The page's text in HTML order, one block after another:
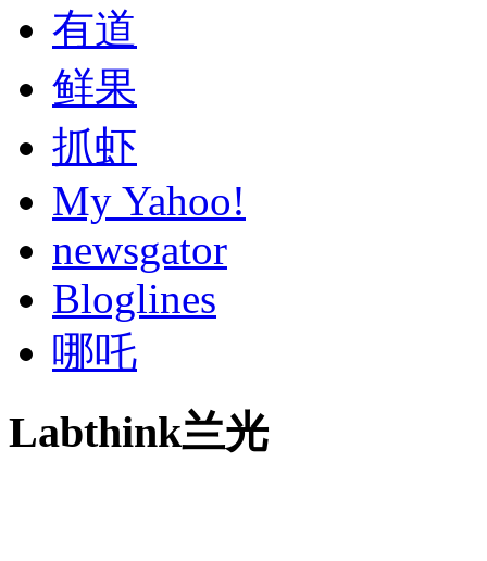
有道
鲜果
抓虾
My Yahoo!
newsgator
Bloglines
哪吒
Labthink兰光